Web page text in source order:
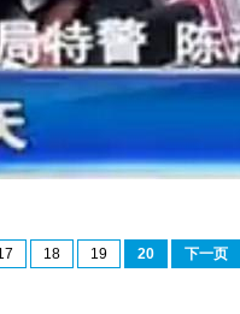
18 19 20 下一页